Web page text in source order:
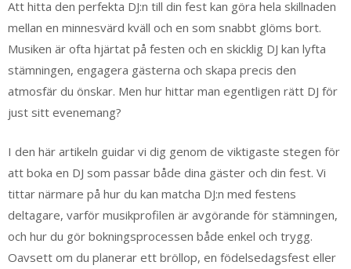
Att hitta den perfekta DJ:n till din fest kan göra hela skillnaden
mellan en minnesvärd kväll och en som snabbt glöms bort.
Musiken är ofta hjärtat på festen och en skicklig DJ kan lyfta
stämningen, engagera gästerna och skapa precis den
atmosfär du önskar. Men hur hittar man egentligen rätt DJ för
just sitt evenemang?
I den här artikeln guidar vi dig genom de viktigaste stegen för
att boka en DJ som passar både dina gäster och din fest. Vi
tittar närmare på hur du kan matcha DJ:n med festens
deltagare, varför musikprofilen är avgörande för stämningen,
och hur du gör bokningsprocessen både enkel och trygg.
Oavsett om du planerar ett bröllop, en födelsedagsfest eller